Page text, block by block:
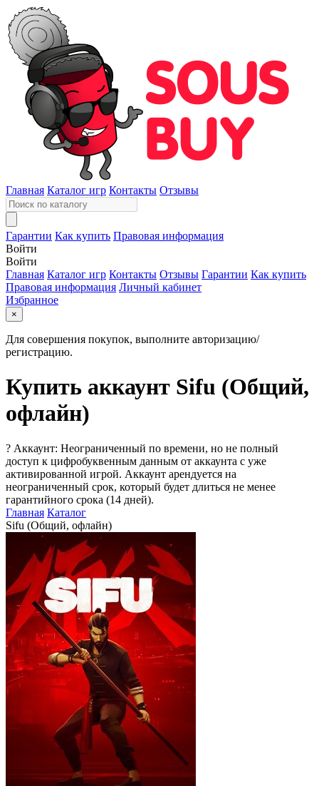
Главная Каталог игр Контакты Отзывы
Гарантии Как купить Правовая информация
Войти
Войти
Главная Каталог игр Контакты Отзывы Гарантии Как купить
Правовая информация Личный кабинет
Избранное
×
Для совершения покупок, выполните авторизацию/
регистрацию.
Купить аккаунт Sifu (Общий,
офлайн)
? Аккаунт: Неограниченный по времени, но не полный
доступ к цифробуквенным данным от аккаунта с уже
активированной игрой. Аккаунт арендуется на
неограниченный срок, который будет длиться не менее
гарантийного срока (14 дней).
Главная Каталог
Sifu (Общий, офлайн)